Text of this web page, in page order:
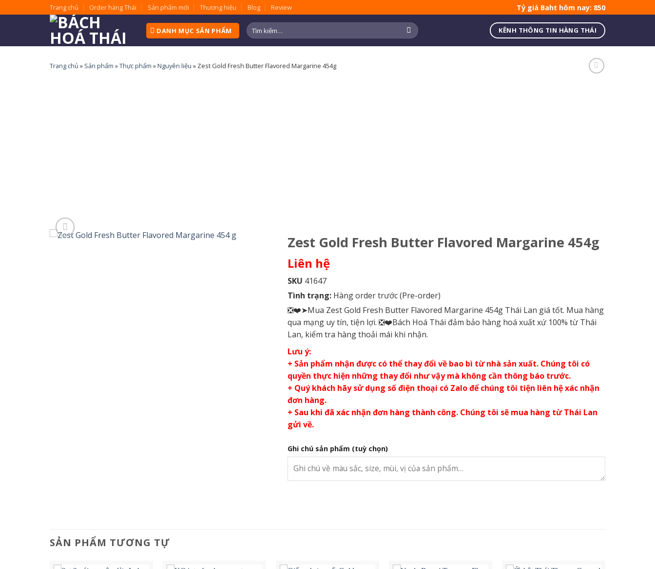
to
Trang chủ Order hàng Thái Sản phẩm mới Thương hiệu Blog Review Tỷ giá Baht hôm nay: 850
DANH MỤC SẢN PHẨM
Tìm
kiếm:
KÊNH THÔNG TIN HÀNG THÁI
Trang chủ » Sản phẩm »Thực phẩm »Nguyên liệu » Zest Gold Fresh Butter Flavored Margarine 454g
Zest Gold Fresh Butter Flavored Margarine 454g
Liên hệ
SKU 41647
Tình trạng: Hàng order trước (Pre-order)
❎❤️➤Mua Zest Gold Fresh Butter Flavored Margarine 454g Thái Lan giá tốt. Mua hàng
qua mạng uy tín, tiện lợi. ❎❤️Bách Hoá Thái đảm bảo hàng hoá xuất xứ 100% từ Thái
Lan, kiểm tra hàng thoải mái khi nhận.
Lưu ý:
+ Sản phẩm nhận được có thể thay đổi về bao bì từ nhà sản xuất. Chúng tôi có
quyền thực hiện những thay đổi như vậy mà không cần thông báo trước.
+ Quý khách hãy sử dụng số điện thoại có Zalo để chúng tôi tiện liên hệ xác nhận
đơn hàng.
+ Sau khi đã xác nhận đơn hàng thành công. Chúng tôi sẽ mua hàng từ Thái Lan
gửi về.
Ghi chú sản phẩm (tuỳ chọn)
SẢN PHẨM TƯƠNG TỰ